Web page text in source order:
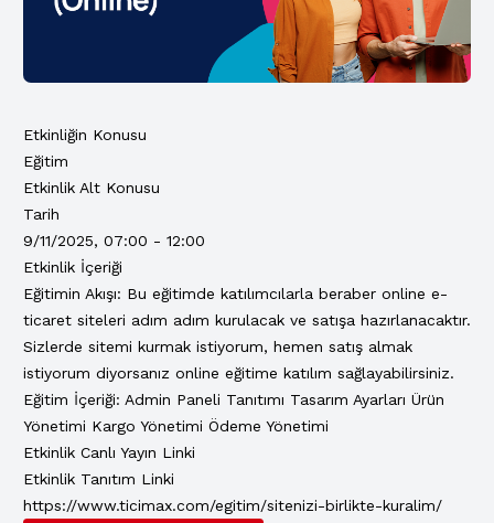
Etkinliğin Konusu
Eğitim
Etkinlik Alt Konusu
Tarih
9/11/2025, 07:00 - 12:00
Etkinlik İçeriği
Eğitimin Akışı: Bu eğitimde katılımcılarla beraber online e-
ticaret siteleri adım adım kurulacak ve satışa hazırlanacaktır.
Sizlerde sitemi kurmak istiyorum, hemen satış almak
istiyorum diyorsanız online eğitime katılım sağlayabilirsiniz.
Eğitim İçeriği: Admin Paneli Tanıtımı Tasarım Ayarları Ürün
Yönetimi Kargo Yönetimi Ödeme Yönetimi
Etkinlik Canlı Yayın Linki
Etkinlik Tanıtım Linki
https://www.ticimax.com/egitim/sitenizi-birlikte-kuralim/